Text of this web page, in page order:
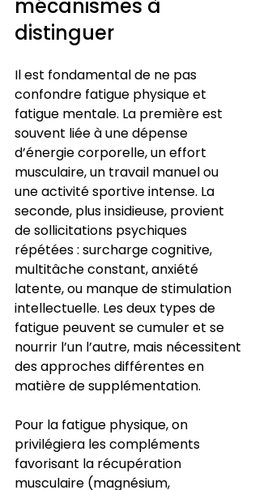
mécanismes à
distinguer
Il est fondamental de ne pas
confondre fatigue physique et
fatigue mentale. La première est
souvent liée à une dépense
d’énergie corporelle, un effort
musculaire, un travail manuel ou
une activité sportive intense. La
seconde, plus insidieuse, provient
de sollicitations psychiques
répétées : surcharge cognitive,
multitâche constant, anxiété
latente, ou manque de stimulation
intellectuelle. Les deux types de
fatigue peuvent se cumuler et se
nourrir l’un l’autre, mais nécessitent
des approches différentes en
matière de supplémentation.
Pour la fatigue physique, on
privilégiera les compléments
favorisant la récupération
musculaire (magnésium,